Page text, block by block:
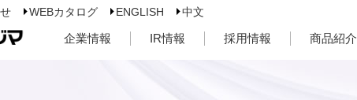
WEBカタログ ENGLISH 中文
企業情報 IR情報 採用情報 商品紹介